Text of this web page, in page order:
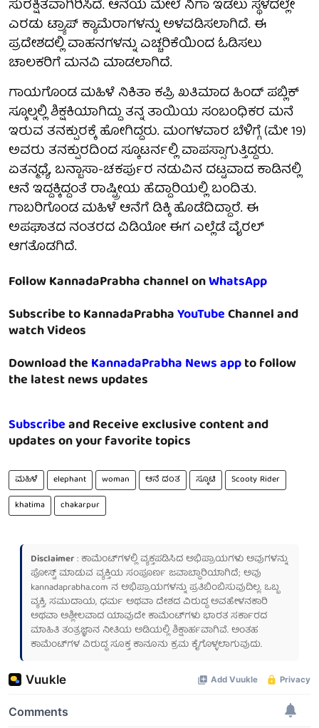
ಸುರಕ್ಷಿತವಾಗಿರಿಸಿದೆ. ಆನೆಯ ಮೇಲೆ ನಿಗಾ ಇಡಲು ಸ್ಥಳದಲ್ಲೇ
ಎರಡು ಟ್ರ್ಯಾಪ್ ಕ್ಯಾಮೆರಾಗಳನ್ನು ಅಳವಡಿಸಲಾಗಿದೆ. ಈ
ಪ್ರದೇಶದಲ್ಲಿ ವಾಹನಗಳನ್ನು ಎಚ್ಚರಿಕೆಯಿಂದ ಓಡಿಸಲು
ಚಾಲಕರಿಗೆ ಮನವಿ ಮಾಡಲಾಗಿದೆ.
ಗಾಯಗೊಂಡ ಮಹಿಳೆ ನಿಕಿತಾ ಕಪ್ರಿ ಖತಿಮಾದ ಹಿಂದ್ ಪಬ್ಲಿಕ್
ಸ್ಕೂಲ್ನಲ್ಲಿ ಶಿಕ್ಷಕಿಯಾಗಿದ್ದು ತನ್ನ ತಾಯಿಯ ಸಂಬಂಧಿಕರ ಮನೆ
ಇರುವ ತನಕ್ಪುರಕ್ಕೆ ಹೋಗಿದ್ದರು. ಮಂಗಳವಾರ ಬೆಳಿಗ್ಗೆ (ಮೇ 19)
ಅವರು ತನಕ್ಪುರದಿಂದ ಸ್ಕೂಟರ್ನಲ್ಲಿ ವಾಪಸ್ಸಾಗುತ್ತಿದ್ದರು.
ಏತನ್ಮಧ್ಯೆ, ಬನ್ಬಾಸಾ-ಚಕರ್ಪುರ ನಡುವಿನ ದಟ್ಟವಾದ ಕಾಡಿನಲ್ಲಿ
ಆನೆ ಇದ್ದಕ್ಕಿದ್ದಂತೆ ರಾಷ್ಟ್ರೀಯ ಹೆದ್ದಾರಿಯಲ್ಲಿ ಬಂದಿತು.
ಗಾಬರಿಗೊಂಡ ಮಹಿಳೆ ಆನೆಗೆ ಡಿಕ್ಕಿ ಹೊಡೆದಿದ್ದಾರೆ. ಈ
ಅಪಘಾತದ ನಂತರದ ವಿಡಿಯೋ ಈಗ ಎಲ್ಲೆಡೆ ವೈರಲ್
ಆಗತೊಡಗಿದೆ.
Follow KannadaPrabha channel onWhatsApp
Subscribe to KannadaPrabhaYouTubeChannel and
watch Videos
Download theKannadaPrabha News appto follow
the latest news updates
Subscribeand Receive exclusive content and
updates on your favorite topics
ಮಹಿಳೆ elephant woman ಆನೆ ದಂತ ಸ್ಕೂಟಿ
Scooty Rider
khatima
chakarpur
Disclaimer: ಕಾಮೆಂಟ್‌ಗಳಲ್ಲಿ ವ್ಯಕ್ತಪಡಿಸಿದ ಅಭಿಪ್ರಾಯಗಳು ಅವುಗಳನ್ನು
ಪೋಸ್ಟ್ ಮಾಡುವ ವ್ಯಕ್ತಿಯ ಸಂಪೂರ್ಣ ಜವಾಬ್ದಾರಿಯಾಗಿದೆ; ಅವು
kannadaprabha.com ನ ಅಭಿಪ್ರಾಯಗಳನ್ನು ಪ್ರತಿಬಿಂಬಿಸುವುದಿಲ್ಲ. ಒಬ್ಬ
ವ್ಯಕ್ತಿ, ಸಮುದಾಯ, ಧರ್ಮ ಅಥವಾ ದೇಶದ ವಿರುದ್ಧ ಅವಹೇಳನಕಾರಿ
ಅಥವಾ ಅಶ್ಲೀಲವಾದ ಯಾವುದೇ ಕಾಮೆಂಟ್‌ಗಳು ಭಾರತ ಸರ್ಕಾರದ
ಮಾಹಿತಿ ತಂತ್ರಜ್ಞಾನ ನೀತಿಯ ಅಡಿಯಲ್ಲಿ ಶಿಕ್ಷಾರ್ಹವಾಗಿವೆ. ಅಂತಹ
ಕಾಮೆಂಟ್‌ಗಳ ವಿರುದ್ಧ ಸೂಕ್ತ ಕಾನೂನು ಕ್ರಮ ಕೈಗೊಳ್ಳಲಾಗುವುದು.